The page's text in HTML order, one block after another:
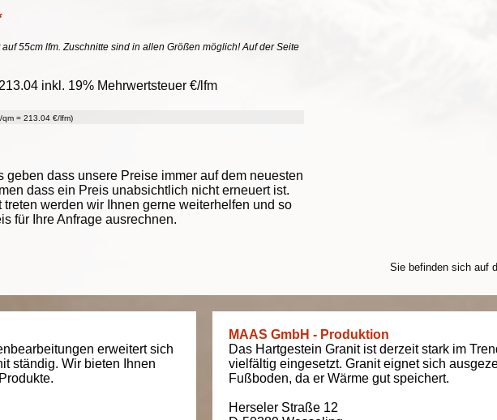
55cm lfm. Zuschnitte sind in allen Größen möglich! Auf der Seite
inkl. 19% Mehrwertsteuer €/lfm
= 213.04 €/lfm)
dass unsere Preise immer auf dem neuesten
dass ein Preis unabsichtlich nicht erneuert ist.
werden wir Ihnen gerne weiterhelfen und so
für Ihre Anfrage ausrechnen.
Sie befinden sich auf
erweitert sich
ständig. Wir bieten Ihnen
MAAS GmbH - Produktion
Das Hartgestein Granit ist derzeit stark im
vielfältig eingesetzt. Granit eignet sich
Fußboden, da er Wärme gut speichert.
Herseler Straße 12